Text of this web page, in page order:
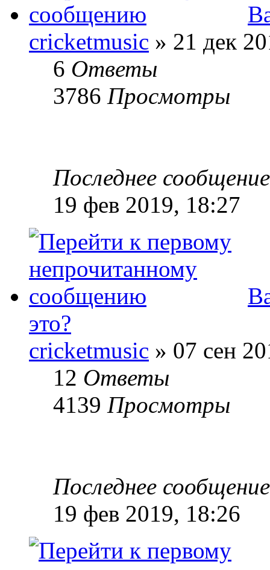
cricketmusic » 21 дек
6 Ответы
3786 Просмотры
Последнее
19 фев 2019, 18:27
это?
cricketmusic » 07 сен
12 Ответы
4139 Просмотры
Последнее
19 фев 2019, 18:26